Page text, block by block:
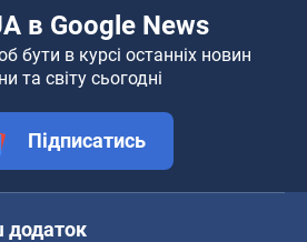
в Google News
бути в курсі останніх новин
та світу сьогодні
Підписатись
додаток